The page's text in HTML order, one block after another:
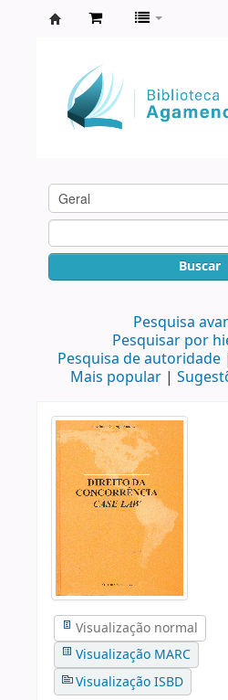
Agamenon
Magalhães
Buscar
Pesquisa
Pesquisar por
Pesquisa de autoridade
Mais popular
Visualização normal
Visualização MARC
Visualização ISBD